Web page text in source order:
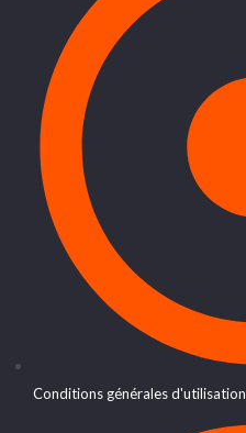
Conditions générales d'utilisation